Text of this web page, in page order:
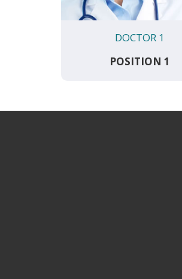
DOCTOR 1
POSITION 1